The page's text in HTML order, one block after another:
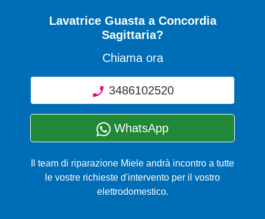
Lavatrice Guastaa Concordia
Sagittaria?
Chiama ora
3486102520
WhatsApp
Il team di riparazione Miele andrà incontro a tutte
le vostre richieste d'intervento per il vostro
elettrodomestico.